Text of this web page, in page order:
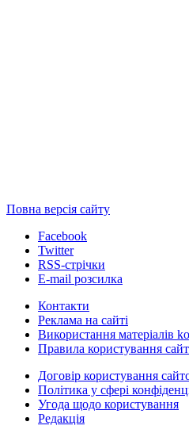
Повна версія сайту
Facebook
Twitter
RSS-стрічки
E-mail розсилка
Контакти
Реклама на сайті
Використання матеріалів
Правила користування
Договір користування
Політика у сфері
Угода щодо користування
Редакція